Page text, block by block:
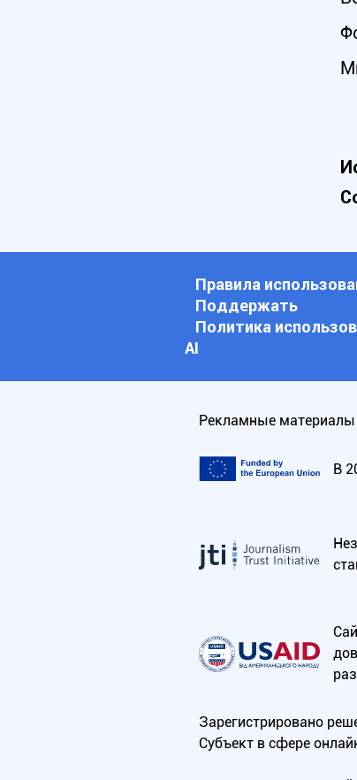
Правила
Поддержать
Политика
АI
Рекламные
В
Зарегистрировано
Субъект в сфере